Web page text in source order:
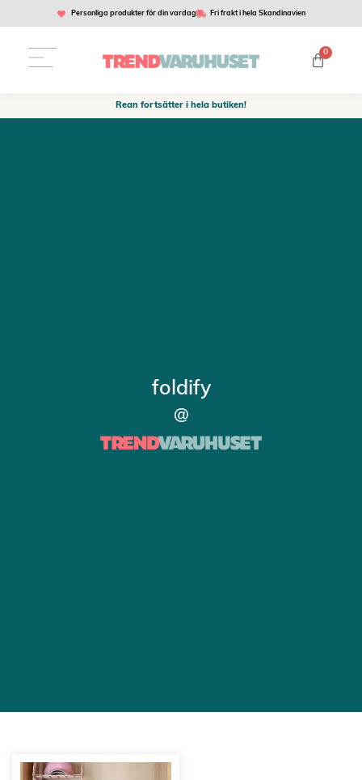
Personliga produkter för din vardag Fri frakt i hela Skandinavien
0
Rean fortsätter i hela butiken!
foldify
@